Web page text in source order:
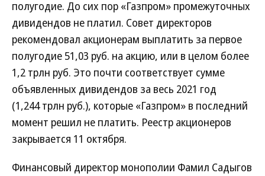
полугодие. До сих пор «Газпром» промежуточных
дивидендов не платил. Совет директоров
рекомендовал акционерам выплатить за первое
полугодие 51,03 руб. на акцию, или в целом более
1,2 трлн руб. Это почти соответствует сумме
объявленных дивидендов за весь 2021 год
(1,244 трлн руб.), которые «Газпром» в последний
момент решил не платить. Реестр акционеров
закрывается 11 октября.
Финансовый директор монополии Фамил Садыгов